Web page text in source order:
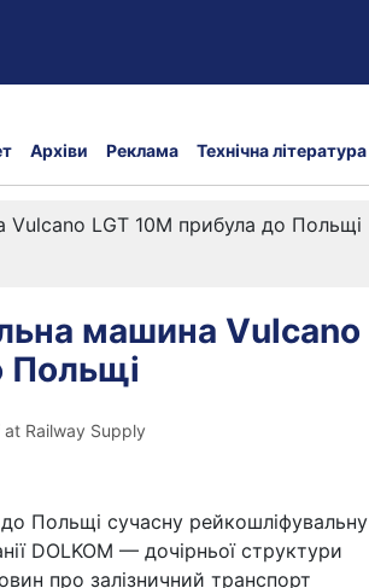
Архіви Реклама Технічна література
LGT 10M прибула до Польщі
машина Vulcano
Польщі
Railway Supply
до Польщі сучасну рейкошліфувальну
DOLKOM — дочірньої структури
про залізничний транспорт